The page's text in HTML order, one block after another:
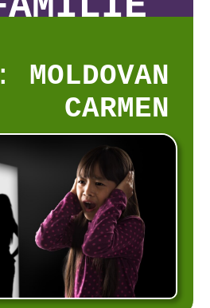
MOLDOVAN
CARMEN